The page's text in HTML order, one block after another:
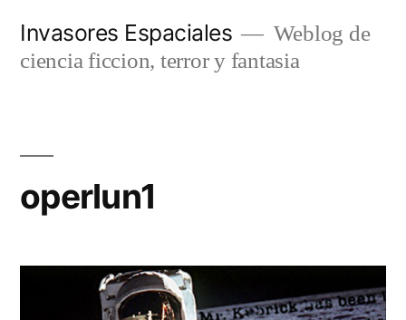
Invasores Espaciales
Weblog de
ciencia ficcion, terror y fantasia
operlun1